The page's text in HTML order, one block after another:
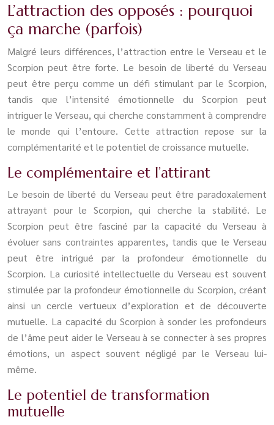
L’attraction des opposés : pourquoi
ça marche (parfois)
Malgré leurs différences, l’attraction entre le Verseau et le
Scorpion peut être forte. Le besoin de liberté du Verseau
peut être perçu comme un défi stimulant par le Scorpion,
tandis que l’intensité émotionnelle du Scorpion peut
intriguer le Verseau, qui cherche constamment à comprendre
le monde qui l’entoure. Cette attraction repose sur la
complémentarité et le potentiel de croissance mutuelle.
Le complémentaire et l’attirant
Le besoin de liberté du Verseau peut être paradoxalement
attrayant pour le Scorpion, qui cherche la stabilité. Le
Scorpion peut être fasciné par la capacité du Verseau à
évoluer sans contraintes apparentes, tandis que le Verseau
peut être intrigué par la profondeur émotionnelle du
Scorpion. La curiosité intellectuelle du Verseau est souvent
stimulée par la profondeur émotionnelle du Scorpion, créant
ainsi un cercle vertueux d’exploration et de découverte
mutuelle. La capacité du Scorpion à sonder les profondeurs
de l’âme peut aider le Verseau à se connecter à ses propres
émotions, un aspect souvent négligé par le Verseau lui-
même.
Le potentiel de transformation
mutuelle